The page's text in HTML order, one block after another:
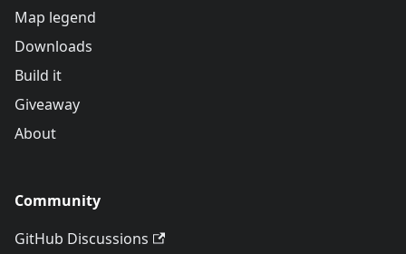
Map legend
Downloads
Build it
Giveaway
About
Community
GitHub Discussions